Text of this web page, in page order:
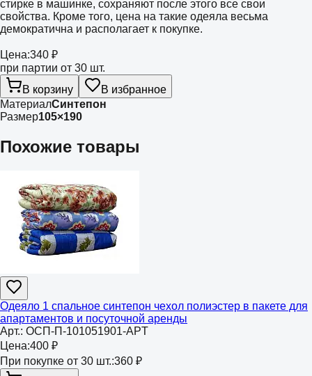
стирке в машинке, сохраняют после этого все свои
свойства. Кроме того, цена на такие одеяла весьма
демократична и располагает к покупке.
Цена:340 ₽
при партии от 30 шт.
В корзину
В избранное
МатериалСинтепон
Размер105×190
Похожие товары
Одеяло 1 спальное синтепон чехол полиэстер в пакете для
апартаментов и посуточной аренды
Арт.: ОСП-П-101051901-APT
Цена:400 ₽
При покупке от 30 шт.:360 ₽